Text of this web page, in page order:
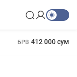
БРВ 412 000 сум